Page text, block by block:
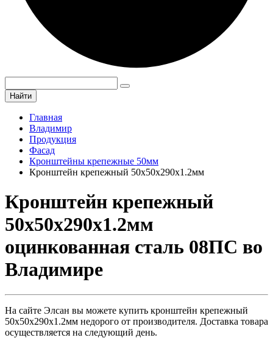
Найти
Главная
Владимир
Продукция
Фасад
Кронштейны крепежные 50мм
Кронштейн крепежный 50х50х290х1.2мм
Кронштейн крепежный
50х50х290х1.2мм
оцинкованная сталь 08ПС во
Владимире
На сайте Элсан вы можете купить кронштейн крепежный
50х50х290х1.2мм недорого от производителя. Доставка товара
осуществляется на следующий день.